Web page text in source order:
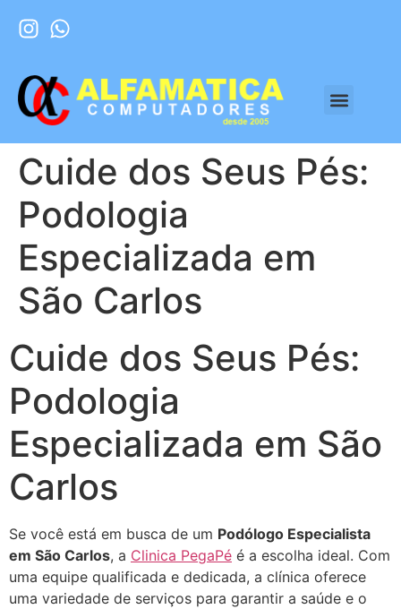
Cuide dos Seus Pés:
Podologia
Especializada em
São Carlos
Cuide dos Seus Pés:
Podologia
Especializada em São
Carlos
Se você está em busca de um Podólogo Especialista
em São Carlos, a Clinica PegaPé é a escolha ideal. Com
uma equipe qualificada e dedicada, a clínica oferece
uma variedade de serviços para garantir a saúde e o